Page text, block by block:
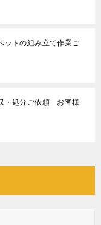
ットの組み立て作業ご
・処分ご依頼 お客様